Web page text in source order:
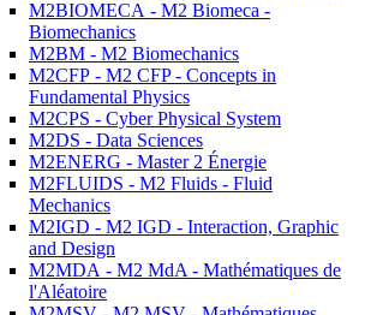
M2BIOMECA - M2 Biomeca -
Biomechanics
M2BM - M2 Biomechanics
M2CFP - M2 CFP - Concepts in
Fundamental Physics
M2CPS - Cyber Physical System
M2DS - Data Sciences
M2ENERG - Master 2 Énergie
M2FLUIDS - M2 Fluids - Fluid
Mechanics
M2IGD - M2 IGD - Interaction, Graphic
and Design
M2MDA - M2 MdA - Mathématiques de
l'Aléatoire